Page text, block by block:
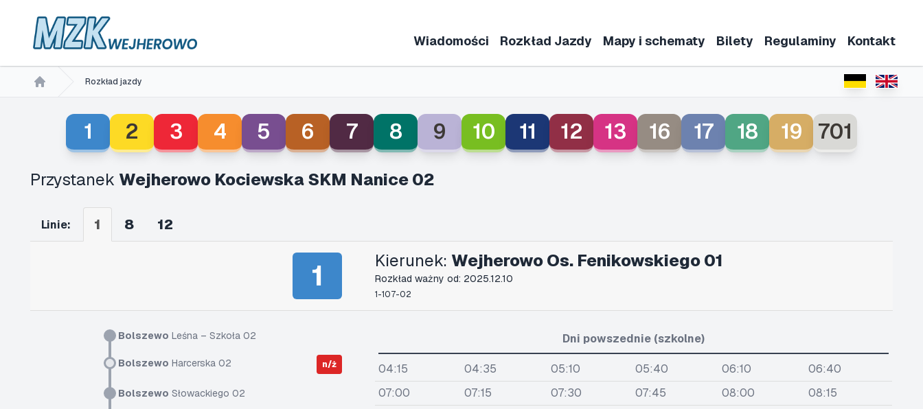
Wiadomości Rozkład Jazdy Mapy i schematy Bilety Regulaminy Kontakt
Rozkład jazdy
1 2 3 4 5 6 7 8 9 10 11 12 13 16 17 18 19 701
Przystanek Wejherowo Kociewska SKM Nanice 02
Linie: 1 8 12
1 Kierunek: Wejherowo Os. Fenikowskiego 01
Rozkład ważny od: 2025.12.10
1-107-02
Bolszewo Leśna – Szkoła 02
Bolszewo Harcerska 02 n/ż
Bolszewo Słowackiego 02
Dni powszednie (szkolne)
04:15 04:35 05:10 05:40 06:10
06:40
07:00
07:15 07:30 07:45 08:00
08:15